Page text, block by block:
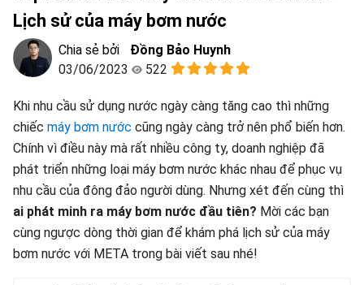
Lịch sử của máy bơm nước
Đồng Bảo Huynh
03/06/2023
522
Khi nhu cầu sử dụng nước ngày càng tăng cao thì những
chiếc máy bơm nước cũng ngày càng trở nên phổ biến hơn.
Chính vì điều này mà rất nhiều công ty, doanh nghiệp đã
phát triển những loại máy bơm nước khác nhau để phục vụ
nhu cầu của đông đảo người dùng. Nhưng xét đến cùng thì
ai phát minh ra máy bơm nước đầu tiên? Mời các bạn
cùng ngược dòng thời gian để khám phá lịch sử của máy
bơm nước với META trong bài viết sau nhé!